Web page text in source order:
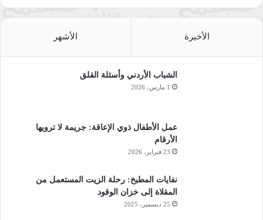
الأخيرة الأشهر
الشباب الأردني وأسئلة القلق
1 مارس، 2026
عمل الأطفال ذوي الإعاقة: جريمة لا ترويها
الأرقام
23 فبراير، 2026
نفايات المطبخ: رحلة الزيت المستعمل من
المقلاة إلى خزان الوقود
25 ديسمبر، 2025